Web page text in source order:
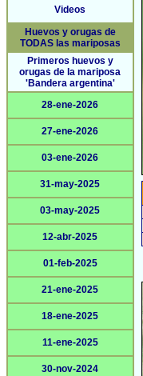
Videos
Huevos y orugas de
TODAS las mariposas
Primeros huevos y
orugas de la mariposa
'Bandera argentina'
28-ene-2026
27-ene-2026
03-ene-2026
31-may-2025
03-may-2025
12-abr-2025
01-feb-2025
21-ene-2025
18-ene-2025
11-ene-2025
30-nov-2024